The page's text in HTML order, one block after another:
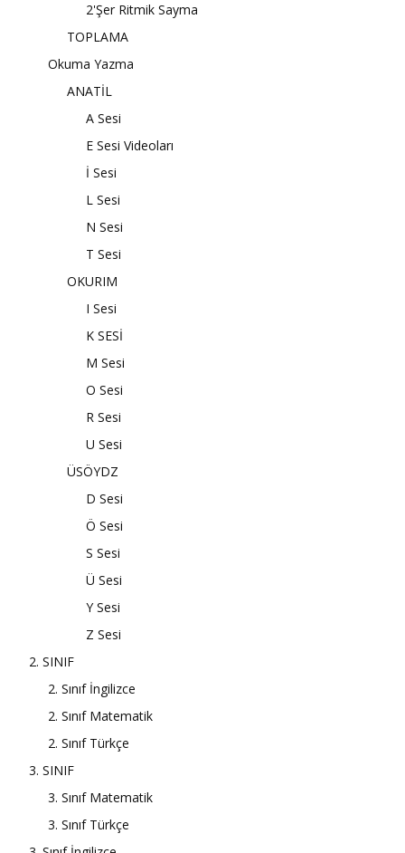
2'Şer Ritmik Sayma
TOPLAMA
Okuma Yazma
ANATİL
A Sesi
E Sesi Videoları
İ Sesi
L Sesi
N Sesi
T Sesi
OKURIM
I Sesi
K SESİ
M Sesi
O Sesi
R Sesi
U Sesi
ÜSÖYDZ
D Sesi
Ö Sesi
S Sesi
Ü Sesi
Y Sesi
Z Sesi
2. SINIF
2. Sınıf İngilizce
2. Sınıf Matematik
2. Sınıf Türkçe
3. SINIF
3. Sınıf Matematik
3. Sınıf Türkçe